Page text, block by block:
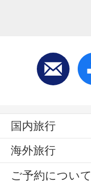
国内旅行
海外旅行
ご予約について